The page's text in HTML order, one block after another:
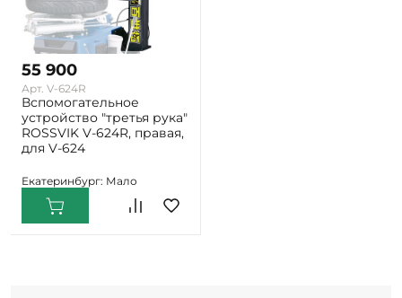
55 900
Арт. V-624R
Вспомогательное
устройство "третья рука"
ROSSVIK V-624R, правая,
для V-624
Екатеринбург: Мало